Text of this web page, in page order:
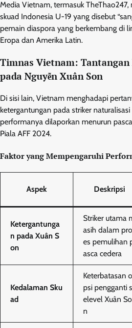
Media Vietnam, termasuk
skuad Indonesia U-19 yang disebut
pemain diaspora yang berkembang di
Eropa dan Amerika Latin.
Timnas Vietnam:
pada Nguyễn Xuân Son
Di sisi lain, Vietnam menghadapi
ketergantungan pada striker
performanya dilaporkan menurun
Piala AFF 2024.
Faktor yang Mempengaruhi
Aspek Deskripsi
Ketergantunga
n pada Xuân S
on
Striker utama
asih dalam
es pemulihan
asca cedera
Kedalaman Sku
ad
Keterbatasan o
psi pengganti s
elevel Xuân So
n